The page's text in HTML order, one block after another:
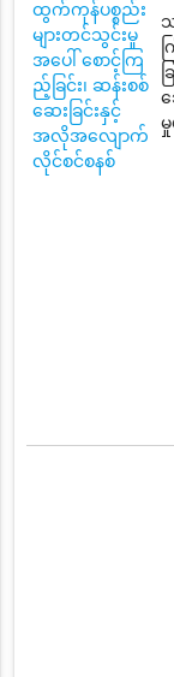
ထွက်ကုန်ပစ္စည်း
များတင်သွင်းမှု
အပေါ် စောင့်ကြ
ည့်ခြင်း၊ ဆန်းစစ်
ဆေးခြင်းနှင့်
အလိုအလျောက်
လိုင်စင်စနစ်
မှု